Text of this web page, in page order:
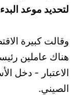
لتحديد موعد
وقالت كبيرة
هناك عاملين
الاعتبار - دخل
الصيني.